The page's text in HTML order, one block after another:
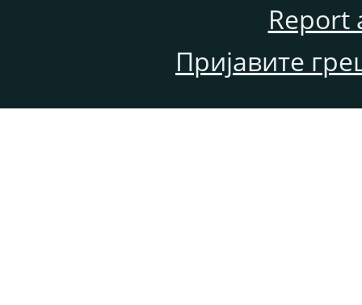
Report
Пријавите